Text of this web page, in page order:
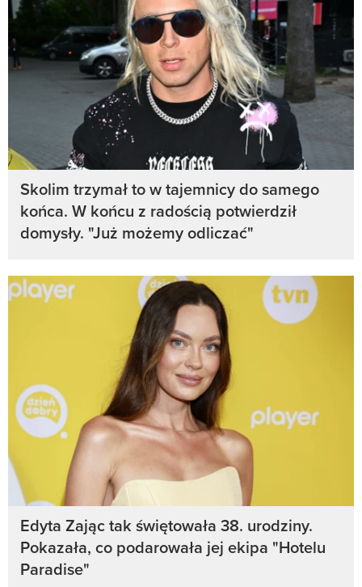
Skolim trzymał to w tajemnicy do samego
końca. W końcu z radością potwierdził
domysły. "Już możemy odliczać"
Edyta Zając tak świętowała 38. urodziny.
Pokazała, co podarowała jej ekipa "Hotelu
Paradise"